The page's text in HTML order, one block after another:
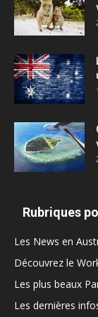
Rubriques
Les News en
Découvrez le
Les plus beaux
Les dernières